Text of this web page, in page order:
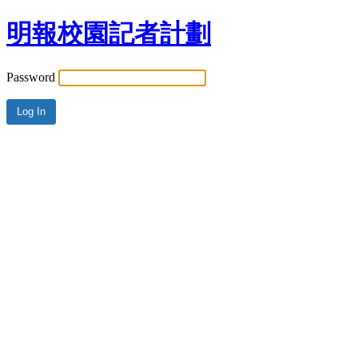
明報校園記者計劃
Password